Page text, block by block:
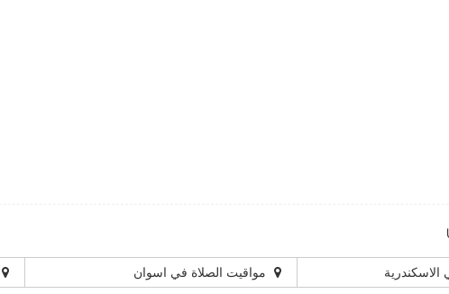
مواقيت الصلاة في اسوان